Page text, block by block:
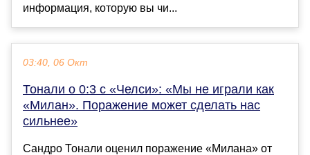
информация, которую вы чи...
03:40, 06 Окт
Тонали о 0:3 с «Челси»: «Мы не играли как
«Милан». Поражение может сделать нас
сильнее»
Сандро Тонали оценил поражение «Милана» от